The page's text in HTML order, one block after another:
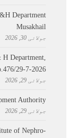
Department
Musakhail
جولائی 30, 2026
H Department,
29-7-2026
جولائی 29, 2026
Authority
جولائی 29, 2026
of Nephro-